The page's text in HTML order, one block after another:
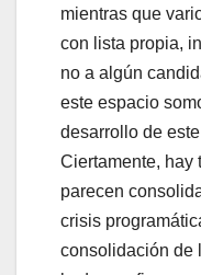
mientras que
con lista propia,
no a algún
este espacio
desarrollo de
Ciertamente, hay
parecen
crisis
consolidación de